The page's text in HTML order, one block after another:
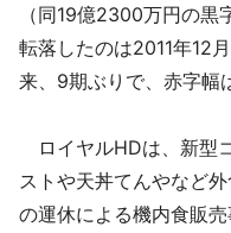
（同19億2300万円の
転落したのは2011年12
来、9期ぶりで、赤字幅
ロイヤルHDは、新型
ストや天丼てんやなど
の運休による機内食販